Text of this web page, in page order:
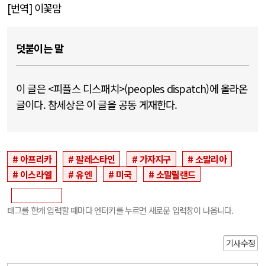
[번역] 이꽃맘
덧붙이는 말
이 글은 <피플스 디스패치>(peoples dispatch)에 올라온
글이다. 참세상은 이 글을 공동 게재한다.
아프리카 팔레스타인 가자지구
소말리아
이스라엘
유엔 미국 소말릴랜드
태그를 한개 입력할 때마다 엔터키를 누르면 새로운 입력창이 나옵니다.
기사수정